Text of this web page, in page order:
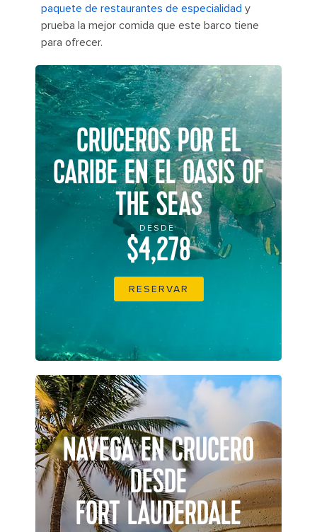
paquete de restaurantes de especialidad y
prueba la mejor comida que este barco tiene
para ofrecer.
CRUCEROS POR EL
CARIBE EN EL OASIS OF
THE SEAS
DESDE
$4,278
RESERVAR
NAVEGA EN CRUCERO
DESDE
FORT LAUDERDALE